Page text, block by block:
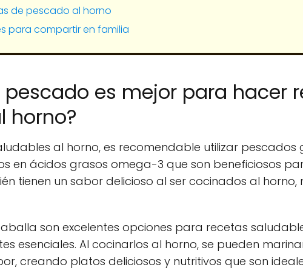
de pescado al horno
para compartir en familia
pescado es mejor para hacer
horno?
al horno, es recomendable utilizar pescados
en ácidos grasos omega-3 que son beneficiosos
tienen un sabor delicioso al ser cocinados al
son excelentes opciones para recetas
esenciales. Al cocinarlos al horno, se pueden
creando platos deliciosos y nutritivos que son